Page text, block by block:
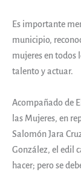
Es importante
municipio,
mujeres en todos
talento y actuar.
Acompañado de
las Mujeres, en
Salomón Jara
González, el edil
hacer; pero se